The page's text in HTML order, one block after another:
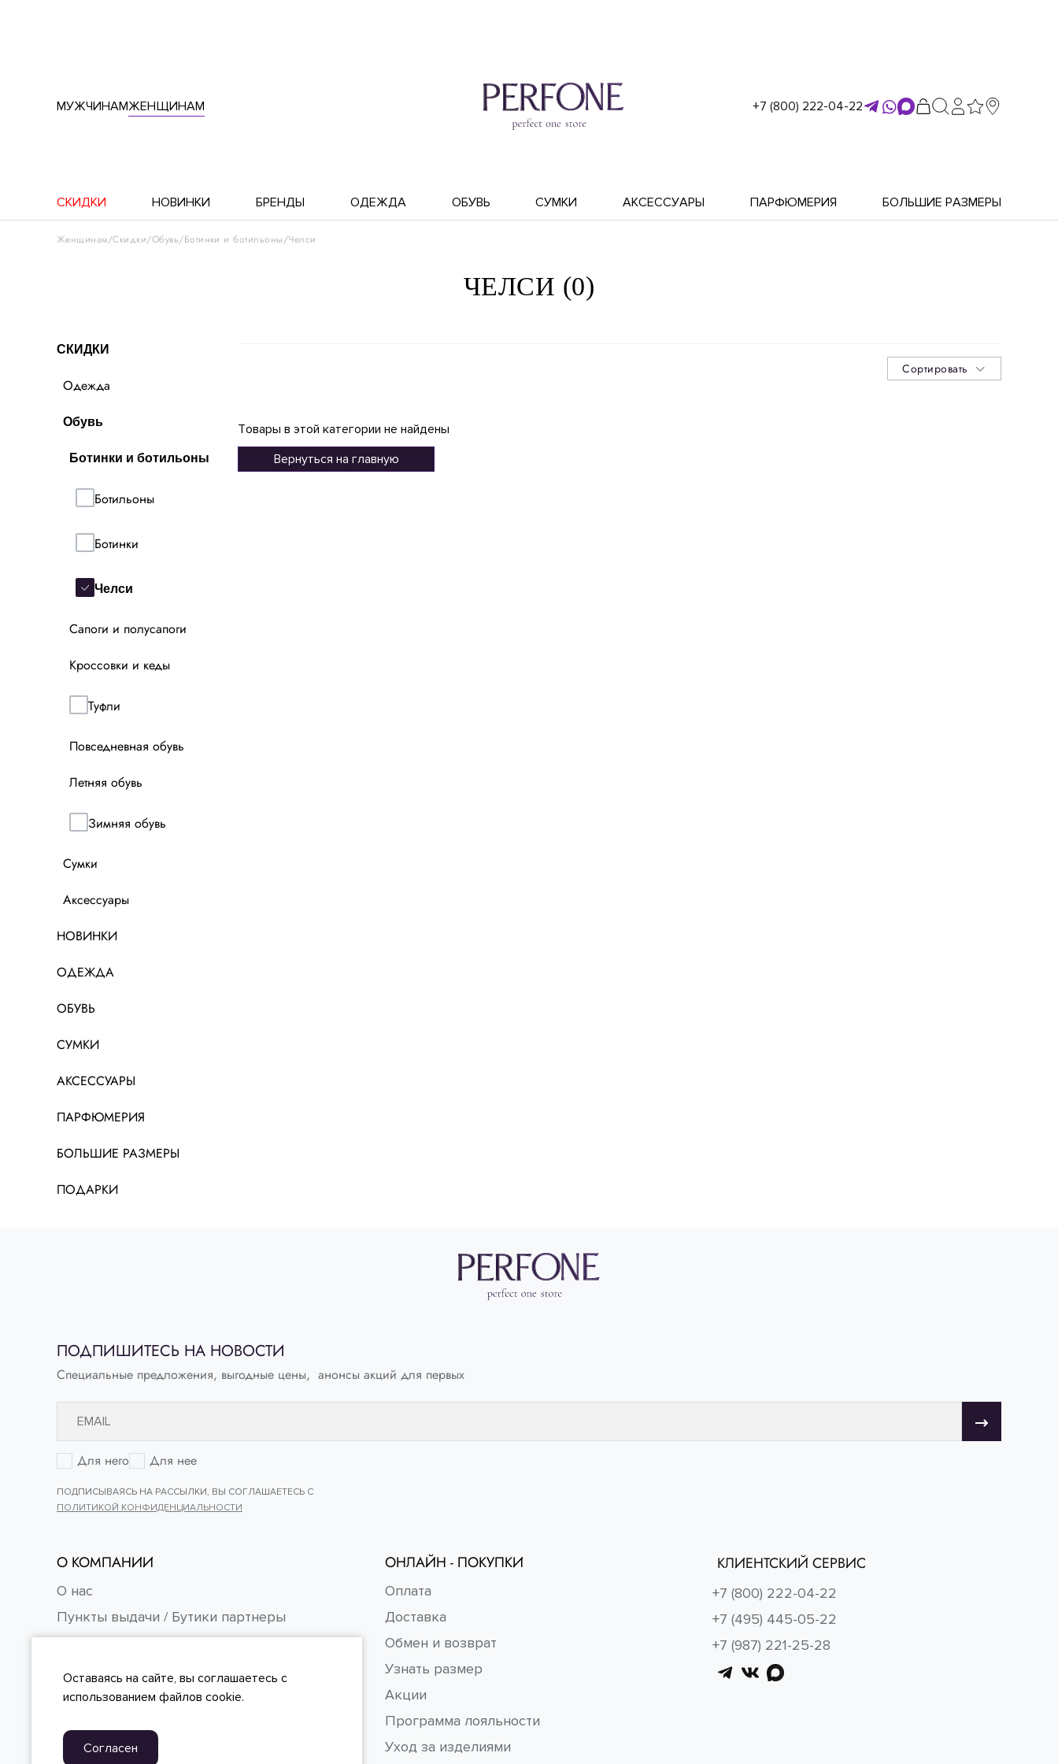
МУЖЧИНАМЖЕНЩИНАМ +7 (800) 222-04-22
СКИДКИ НОВИНКИ БРЕНДЫ ОДЕЖДА ОБУВЬ СУМКИ АКСЕССУАРЫ ПАРФЮМЕРИЯ БОЛЬШИЕ РАЗМЕРЫ
Женщинам Скидки Обувь Ботинки и ботильоны Челси
ЧЕЛСИ (0)
СКИДКИ
Одежда
Обувь
Ботинки и ботильоны
Ботильоны
Ботинки
Челси
Сапоги и полусапоги
Кроссовки и кеды
Туфли
Повседневная обувь
Летняя обувь
Зимняя обувь
Сумки
Аксессуары
НОВИНКИ
ОДЕЖДА
ОБУВЬ
СУМКИ
АКСЕССУАРЫ
ПАРФЮМЕРИЯ
БОЛЬШИЕ РАЗМЕРЫ
ПОДАРКИ
Сортировать
Товары в этой категории не найдены
Вернуться на главную
ПОДПИШИТЕСЬ НА НОВОСТИ
Специальные предложения, выгодные цены, анонсы акций для первых
Для него Для нее
ПОДПИСЫВАЯСЬ НА РАССЫЛКИ, ВЫ СОГЛАШАЕТЕСЬ С
ПОЛИТИКОЙ КОНФИДЕНЦИАЛЬНОСТИ
О КОМПАНИИ
О нас
Пункты выдачи / Бутики партнеры
Контакты
FAQ
ОНЛАЙН - ПОКУПКИ
Оплата
Доставка
Обмен и возврат
Узнать размер
Акции
Программа лояльности
Уход за изделиями
КЛИЕНТСКИЙ СЕРВИС
+7 (800) 222-04-22
+7 (495) 445-05-22
+7 (987) 221-25-28
Оставаясь на сайте, вы соглашаетесь с
использованием файлов cookie.
Согласен